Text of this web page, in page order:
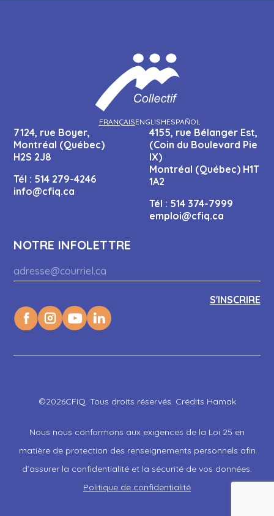
FRANÇAISENGLISHESPAÑOL
7124, rue Boyer,
Montréal (Québec)
H2S 2J8
Tél : 514 279-4246
info@cfiq.ca
4155, rue Bélanger Est,
(Coin du Boulevard Pie
IX)
Montréal (Québec) H1T
1A2
Tél : 514 374-7999
emploi@cfiq.ca
NOTRE INFOLETTRE
©2026CFIQ. Tous droits réservés. Crédits Hamak
Nous nous conformons aux exigences de la Loi 25 en
matière de protection des renseignements personnels afin
d’assurer la confidentialité et la sécurité de vos données.
Politique de confidentialité